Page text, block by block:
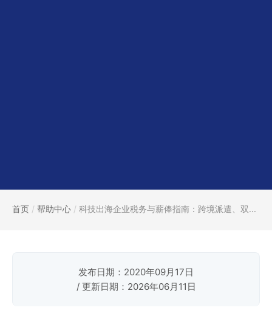
首页 / 帮助中心 / 科技出海企业税务与薪俸指南：跨境派遣、双...
发布日期：2020年09月17日
/ 更新日期：2026年06月11日